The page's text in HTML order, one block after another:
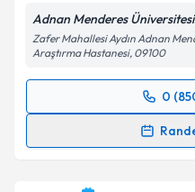
Kişisel verilerimin
Metni'ni okudum
kapsamda
Takvim
Adnan Menderes
Zafer Mahallesi Aydın Adnan
Araştırma Hastanesi, 09100
0
Randevu Takvimi